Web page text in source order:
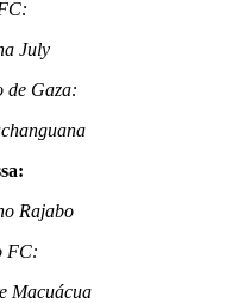
July
de Gaza:
Rajabo
FC:
Macuácua